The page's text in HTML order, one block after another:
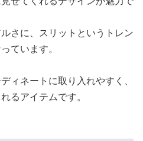
さに、スリットというトレン
ています。
ィネートに取り入れやすく、
るアイテムです。